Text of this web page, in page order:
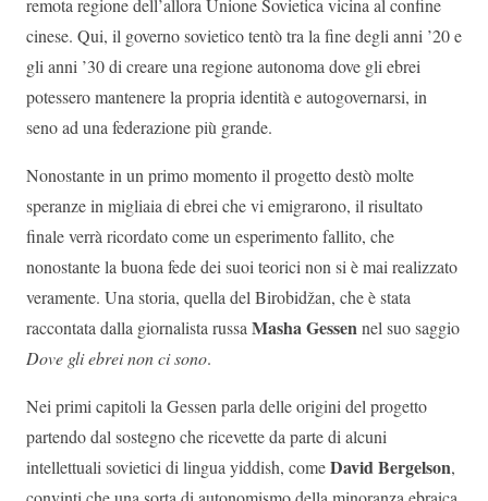
remota regione dell’allora Unione Sovietica vicina al confine
cinese. Qui, il governo sovietico tentò tra la fine degli anni ’20 e
gli anni ’30 di creare una regione autonoma dove gli ebrei
potessero mantenere la propria identità e autogovernarsi, in
seno ad una federazione più grande.
Nonostante in un primo momento il progetto destò molte
speranze in migliaia di ebrei che vi emigrarono, il risultato
finale verrà ricordato come un esperimento fallito, che
nonostante la buona fede dei suoi teorici non si è mai realizzato
veramente. Una storia, quella del Birobidžan, che è stata
raccontata dalla giornalista russaMasha Gessennel suo saggio
Dove gli ebrei non ci sono.
Nei primi capitoli la Gessen parla delle origini del progetto
partendo dal sostegno che ricevette da parte di alcuni
intellettuali sovietici di lingua yiddish, comeDavid Bergelson,